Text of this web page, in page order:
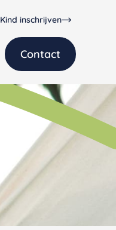
Contact
Kind inschrijven